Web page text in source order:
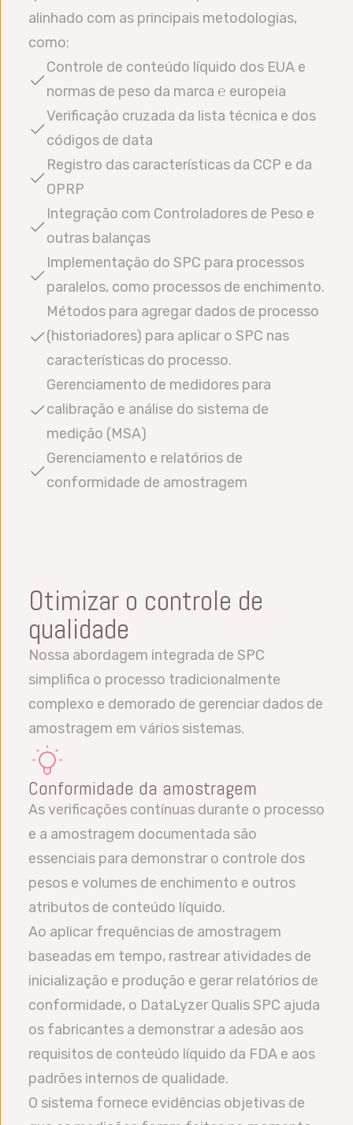
alinhado com as principais metodologias,
como:
Controle de conteúdo líquido dos EUA e
normas de peso da marca ℮ europeia
Verificação cruzada da lista técnica e dos
códigos de data
Registro das características da CCP e da
OPRP
Integração com Controladores de Peso e
outras balanças
Implementação do SPC para processos
paralelos, como processos de enchimento.
Métodos para agregar dados de processo
(historiadores) para aplicar o SPC nas
características do processo.
Gerenciamento de medidores para
calibração e análise do sistema de
medição (MSA)
Gerenciamento e relatórios de
conformidade de amostragem
Otimizar o controle de
qualidade
Nossa abordagem integrada de SPC
simplifica o processo tradicionalmente
complexo e demorado de gerenciar dados de
amostragem em vários sistemas.
Conformidade da amostragem
As verificações contínuas durante o processo
e a amostragem documentada são
essenciais para demonstrar o controle dos
pesos e volumes de enchimento e outros
atributos de conteúdo líquido.
Ao aplicar frequências de amostragem
baseadas em tempo, rastrear atividades de
inicialização e produção e gerar relatórios de
conformidade, o DataLyzer Qualis SPC ajuda
os fabricantes a demonstrar a adesão aos
requisitos de conteúdo líquido da FDA e aos
padrões internos de qualidade.
O sistema fornece evidências objetivas de